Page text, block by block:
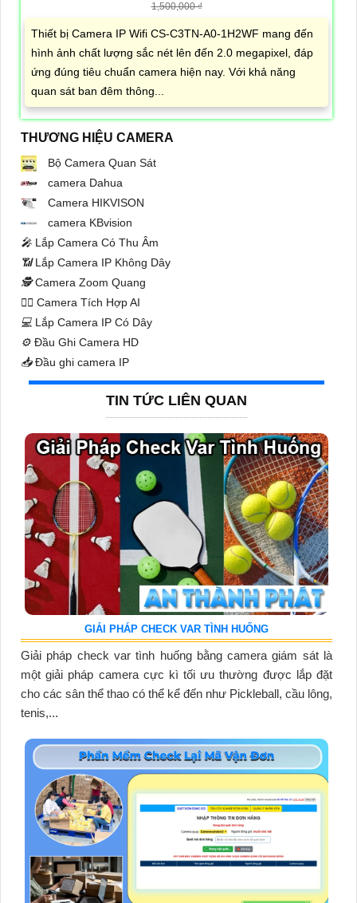
1,500,000 ₫
Thiết bị Camera IP Wifi CS-C3TN-A0-1H2WF mang đến
hình ảnh chất lượng sắc nét lên đến 2.0 megapixel, đáp
ứng đúng tiêu chuẩn camera hiện nay. Với khả năng
quan sát ban đêm thông...
THƯƠNG HIỆU CAMERA
Bộ Camera Quan Sát
camera Dahua
Camera HIKVISON
camera KBvision
️🎤️ Lắp Camera Có Thu Âm
📶Lắp Camera IP Không Dây
🕵️Camera Zoom Quang
🧛‍♀️ Camera Tích Hợp AI
💻 Lắp Camera IP Có Dây
⚙️ Đầu Ghi Camera HD
📥Đầu ghi camera IP
TIN TỨC LIÊN QUAN
GIẢI PHÁP CHECK VAR TÌNH HUỐNG
Giải pháp check var tình huống bằng camera giám sát là
một giải pháp camera cực kì tối ưu thường được lắp đặt
cho các sân thể thao có thể kể đến như Pickleball, cầu lông,
tenis,...